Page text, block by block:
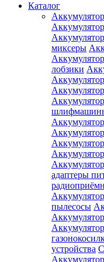
Каталог
миксеры
лобзики
шлифмашины
адаптеры
пылесосы
устройства